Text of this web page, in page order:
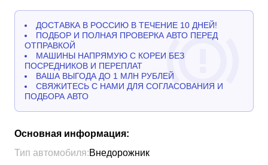
ДОСТАВКА В РОССИЮ В ТЕЧЕНИЕ 10 ДНЕЙ!
ПОДБОР И ПОЛНАЯ ПРОВЕРКА АВТО ПЕРЕД
ОТПРАВКОЙ
МАШИНЫ НАПРЯМУЮ С КОРЕИ БЕЗ
ПОСРЕДНИКОВ И ПЕРЕПЛАТ
ВАША ВЫГОДА ДО 1 МЛН РУБЛЕЙ
СВЯЖИТЕСЬ С НАМИ ДЛЯ СОГЛАСОВАНИЯ И
ПОДБОРА АВТО
Основная информация:
Тип автомобиля:Внедорожник